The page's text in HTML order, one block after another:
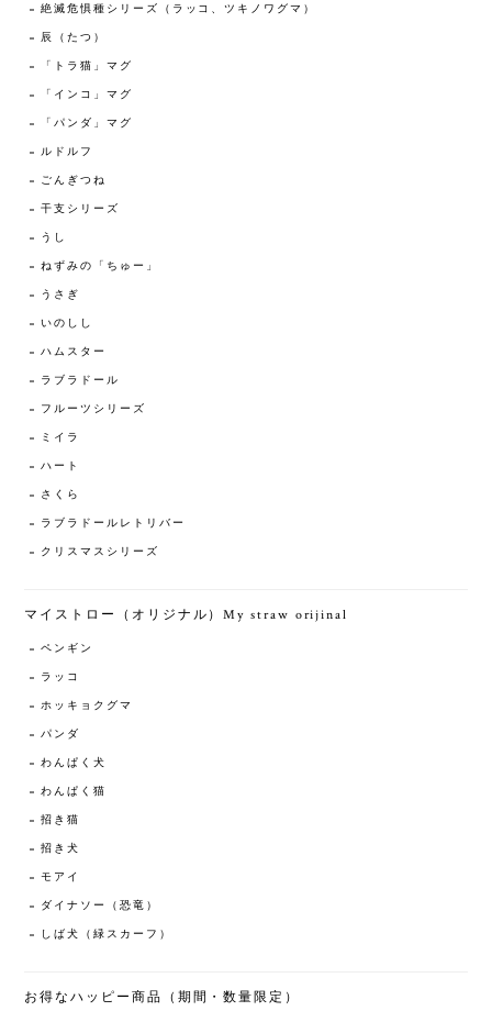
絶滅危惧種シリーズ（ラッコ、ツキノワグマ）
辰（たつ）
「トラ猫」マグ
「インコ」マグ
「パンダ」マグ
ルドルフ
ごんぎつね
干支シリーズ
うし
ねずみの「ちゅー」
うさぎ
いのしし
ハムスター
ラブラドール
フルーツシリーズ
ミイラ
ハート
さくら
ラブラドールレトリバー
クリスマスシリーズ
マイストロー（オリジナル）My straw orijinal
ペンギン
ラッコ
ホッキョクグマ
パンダ
わんぱく犬
わんぱく猫
招き猫
招き犬
モアイ
ダイナソー（恐竜）
しば犬（緑スカーフ）
お得なハッピー商品（期間・数量限定）